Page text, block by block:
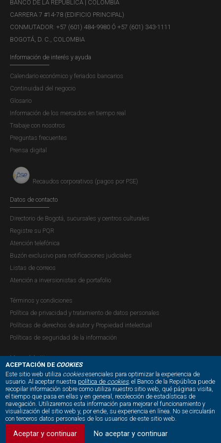
Recuadro 1: Evolución y perspectiva s
de la inversión extranjera directa en
Colombia
Publicación | LUNES, 13 DE FEBRERO DE 2017
En economías con restricciones de tecnología y capital la
fuente importante de financiamiento de largo plazo.
Recuadro 1: Panorama de la vivienda
VIS y no VIS
El mercado de vivienda es central en el seguimiento de la
actividad real y financiera debido a sus encadenamientos
con el resto de la economía, principalmente, con el
mercado de crédito, la inversión (impacta el producto
interno bruto [PIB] por el lado de la oferta a través de la
construcción y...
ACEPTACIÓN DE COOKIES
Este sitio web utiliza cookiesesenciales para optimizar la experiencia de
usuario. Al aceptar nuestra política de cookies, el Banco de la República puede
recopilar información sobre como utiliza nuestro sitio web, qué páginas visita,
el tiempo que pasa en ellas y en general, recolección de estadísticas de
navegación. Utilizaremos esta información para mejorar el funcionamiento y
visualización del sitio web y, por ende, su experiencia en línea. No se circularán
con terceros datos personales de los usuarios de este sitio web.
Aceptar y continuar No aceptar y continuar
BANCO DE LA REPÚBLICA | COLOMBIA
CARRERA 7 #14-78 (EDIFICIO PRINCIPAL)
CONMUTADOR: +57 (601) 484-9980 Ó +57 (601) 343-1111
BOGOTÁ, D. C., COLOMBIA
Información de interés y ayuda
Calendario económico y feriados bancarios
Continuidad del negocio
Glosario
Información de los mercados en tiempo real
Trabaje con nosotros
Preguntas frecuentes
Prensa digital
Recaudos corporativos (pagos por PSE)
Datos de contacto
Directorio de Bogotá, sucursales y centros culturales
Registre su PQR
Atención telefónica
Buzón exclusivo para notificaciones judiciales
Listas de correos
Atención a inversionistas de portafolio
Términos y condiciones
Política de privacidad y tratamiento de datos personales
Políticas de derechos de autor y Propiedad intelectual
Políticas de seguridad de la información
Mapa del sitio
NUESTRAS REDES SOCIALES: